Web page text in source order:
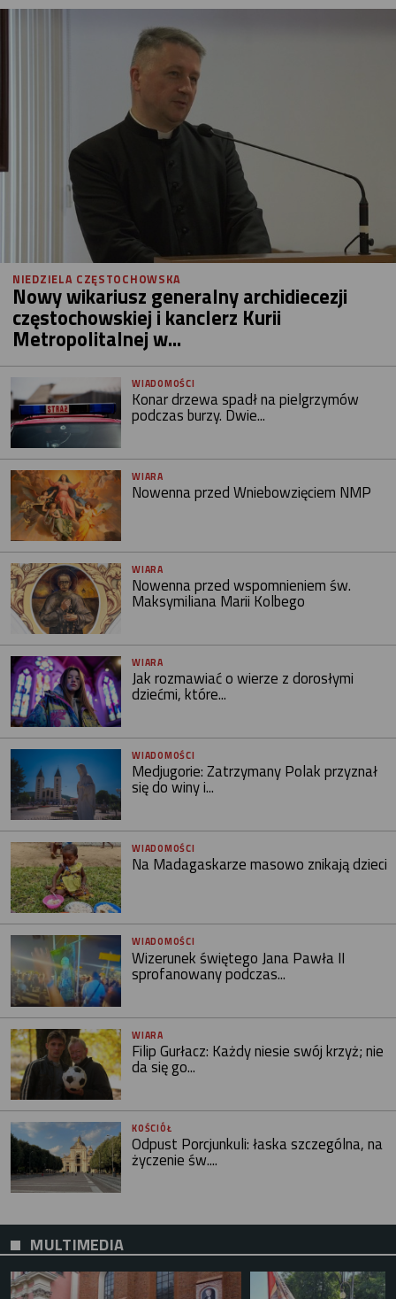
NIEDZIELA CZĘSTOCHOWSKA
Nowy wikariusz generalny archidiecezji
częstochowskiej i kanclerz Kurii
Metropolitalnej w...
WIADOMOŚCI
Konar drzewa spadł na pielgrzymów
podczas burzy. Dwie...
WIARA
Nowenna przed Wniebowzięciem NMP
WIARA
Nowenna przed wspomnieniem św.
Maksymiliana Marii Kolbego
WIARA
Jak rozmawiać o wierze z dorosłymi
dziećmi, które...
WIADOMOŚCI
Medjugorie: Zatrzymany Polak przyznał
się do winy i...
WIADOMOŚCI
Na Madagaskarze masowo znikają dzieci
WIADOMOŚCI
Wizerunek świętego Jana Pawła II
sprofanowany podczas...
WIARA
Filip Gurłacz: Każdy niesie swój krzyż; nie
da się go...
KOŚCIÓŁ
Odpust Porcjunkuli: łaska szczególna, na
życzenie św....
MULTIMEDIA